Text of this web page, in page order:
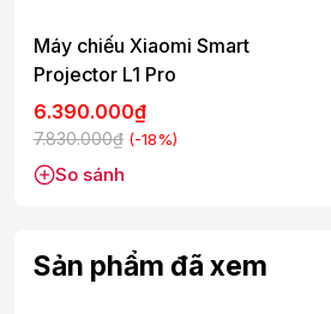
khách.
Máy chiếu Xiaomi Smart
Projector L1 Pro
6.390.000₫
7.830.000₫ (-18%)
So sánh
Sản phẩm đã xem